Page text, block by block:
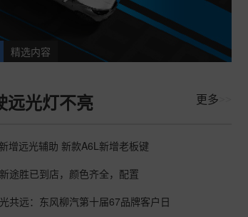
精选内容
远光灯不亮 更多
增远光辅助 新款A6L新增老板键
途胜已到店，颜色齐全，配置
共远：东风柳汽第十届67品牌客户日